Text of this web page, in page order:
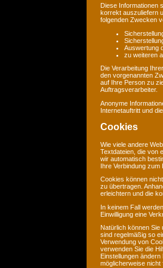
Diese Informationen
korrekt auszuliefern
folgenden Zwecken
Auswertung
zu weiteren
Die Verarbeitung
den vorgenannten
auf Ihre Person zu
Auftragsverarbeiter.
Anonyme
Internetauftritt und
Cookies
Wie viele andere
Textdateien, die von
wir automatisch
Ihre Verbindung zum
Cookies können
zu übertragen.
erleichtern und die
In keinem Fall
Einwilligung eine
Natürlich können
sind regelmäßig so
Verwendung von
verwenden Sie die
Einstellungen
möglicherweise nicht